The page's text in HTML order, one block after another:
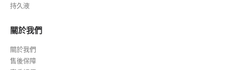
持久液
關於我們
關於我們
售後保障